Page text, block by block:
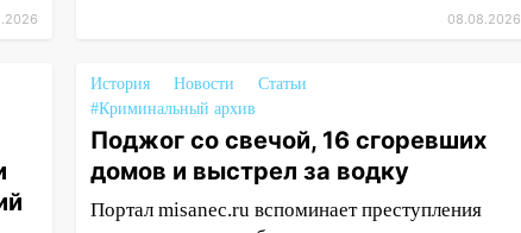
08.08.2026
История Новости
Статьи
#Криминальный архив
Поджог со свечой, 16 сгоревших
домов и выстрел за водку
Портал misanec.ru вспоминает преступления